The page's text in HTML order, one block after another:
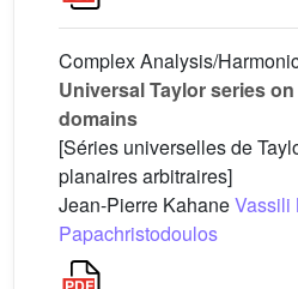
Complex Analysis/
Universal Taylor series
domains
[Séries universelles de
planaires arbitraires]
Jean-Pierre KahaneVassili
Papachristodoulos